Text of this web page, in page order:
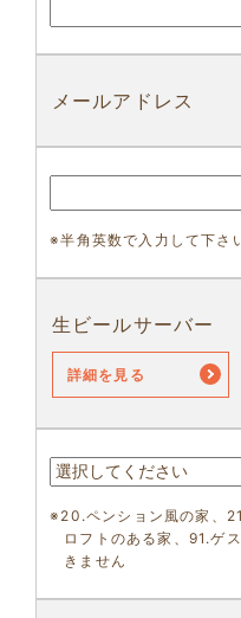
メールアドレス
※半角英数で入力して下さ
生ビールサーバー
詳細を見る
※20.ペンション風の家、
ロフトのある家、91.ゲ
きません